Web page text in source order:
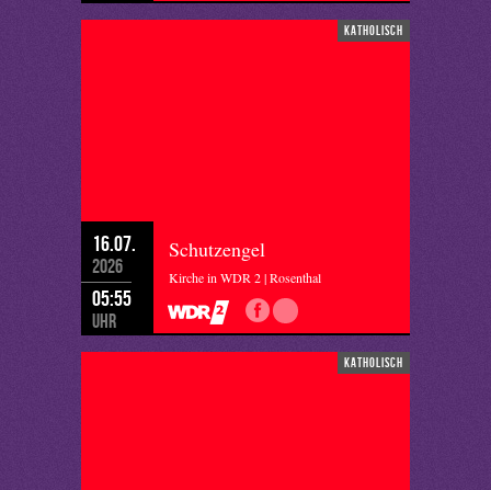
katholisch
16.07.
2026
05:55
Uhr
Schutzengel
Kirche in WDR 2 | Rosenthal
katholisch